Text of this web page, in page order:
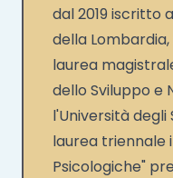
dal 2019 iscritto
della Lombardia,
laurea
dello Sviluppo e
l'Università degli
laurea triennale
Psicologiche"